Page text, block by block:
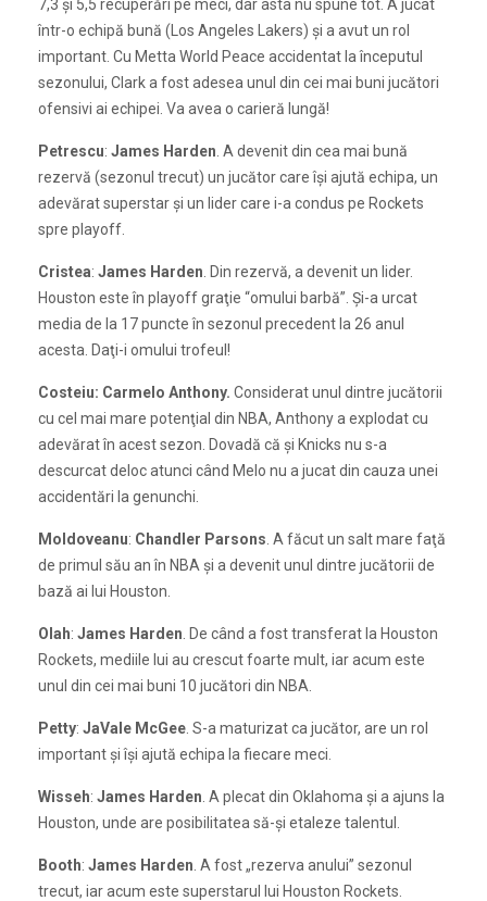
7,3 şi 5,5 recuperări pe meci, dar asta nu spune tot. A jucat
într-o echipă bună (Los Angeles Lakers) şi a avut un rol
important. Cu Metta World Peace accidentat la începutul
sezonului, Clark a fost adesea unul din cei mai buni jucători
ofensivi ai echipei. Va avea o carieră lungă!
Petrescu: James Harden . A devenit din cea mai bună
rezervă (sezonul trecut) un jucător care îşi ajută echipa, un
adevărat superstar şi un lider care i-a condus pe Rockets
spre playoff.
Cristea: James Harden . Din rezervă, a devenit un lider.
Houston este în playoff graţie “omului barbă”. Şi-a urcat
media de la 17 puncte în sezonul precedent la 26 anul
acesta. Daţi-i omului trofeul!
Costeiu: Carmelo Anthony. Considerat unul dintre jucătorii
cu cel mai mare potenţial din NBA, Anthony a explodat cu
adevărat în acest sezon. Dovadă că şi Knicks nu s-a
descurcat deloc atunci când Melo nu a jucat din cauza unei
accidentări la genunchi.
Moldoveanu: Chandler Parsons . A făcut un salt mare faţă
de primul său an în NBA şi a devenit unul dintre jucătorii de
bază ai lui Houston.
Olah: James Harden . De când a fost transferat la Houston
Rockets, mediile lui au crescut foarte mult, iar acum este
unul din cei mai buni 10 jucători din NBA.
Petty: JaVale McGee . S-a maturizat ca jucător, are un rol
important şi îşi ajută echipa la fiecare meci.
Wisseh: James Harden . A plecat din Oklahoma şi a ajuns la
Houston, unde are posibilitatea să-şi etaleze talentul.
Booth: James Harden . A fost „rezerva anului” sezonul
trecut, iar acum este superstarul lui Houston Rockets.